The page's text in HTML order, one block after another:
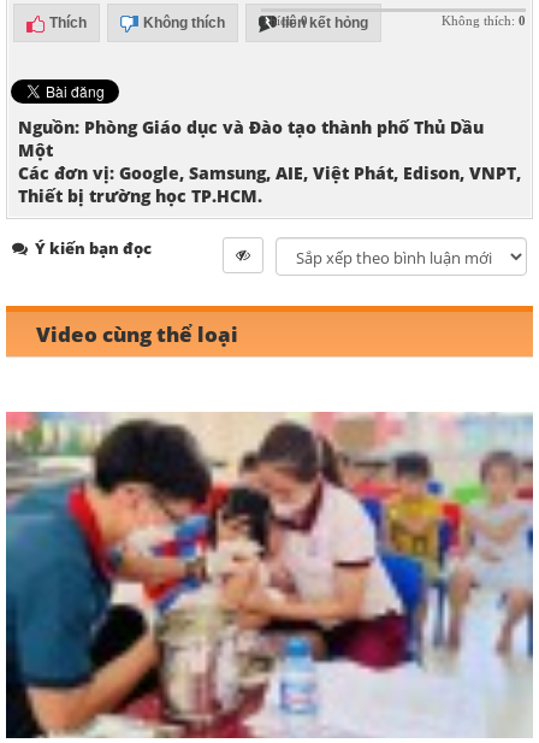
Thích Không thích liên kết hỏng
Thích:0 Không thích: 0
Nguồn: Phòng Giáo dục và Đào tạo thành phố Thủ Dầu
Một
Các đơn vị: Google, Samsung, AIE, Việt Phát, Edison, VNPT,
Thiết bị trường học TP.HCM.
Ý kiến bạn đọc
Video cùng thể loại